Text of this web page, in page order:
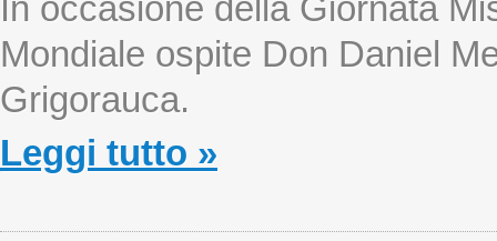
In occasione della Giornata
Mondiale ospite Don Daniel
Grigorauca.
Leggi tutto »